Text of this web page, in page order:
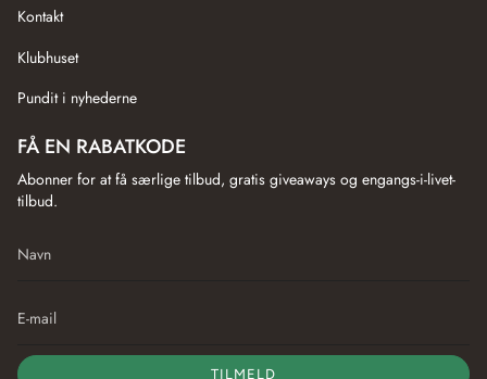
Kontakt
Klubhuset
Pundit i nyhederne
FÅ EN RABATKODE
Abonner for at få særlige tilbud, gratis giveaways og engangs-i-livet-
tilbud.
TILMELD